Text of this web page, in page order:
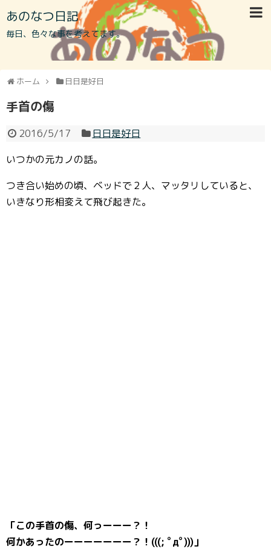
あのなつ日記
毎日、色々な事を考えてます。
ホーム 日日是好日
手首の傷
2016/5/17
日日是好日
いつかの元カノの話。
つき合い始めの頃、ベッドで２人、マッタリしていると、
いきなり形相変えて飛び起きた。
「この手首の傷、何っーーー？！
何かあったのーーーーーーー？！(((; ﾟдﾟ)))」